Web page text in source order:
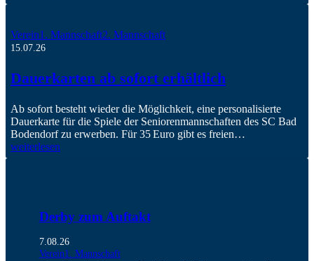
Verein1. Mannschaft2. Mannschaft
15.07.26
Dauerkarten ab sofort erhältlich
Ab sofort besteht wieder die Möglichkeit, eine personalisierte
Dauerkarte für die Spiele der Seniorenmannschaften des SC Bad
Bodendorf zu erwerben. Für 35 Euro gibt es freien…
weiterlesen
Derby zum Auftakt
7.08.26
Verein1. Mannschaft